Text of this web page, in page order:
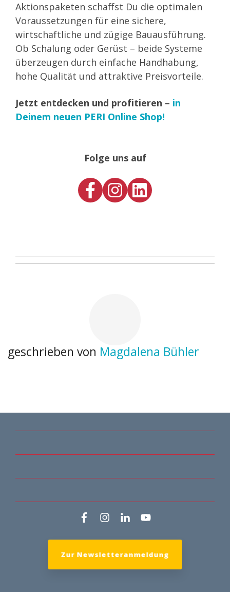
Aktionspaketen schaffst Du die optimalen
Voraussetzungen für eine sichere,
wirtschaftliche und zügige Bauausführung.
Ob Schalung oder Gerüst – beide Systeme
überzeugen durch einfache Handhabung,
hohe Qualität und attraktive Preisvorteile.
Jetzt entdecken und profitieren – in
Deinem neuen PERI Online Shop!
Folge uns auf
geschrieben von Magdalena Bühler
Zur Newsletteranmeldung